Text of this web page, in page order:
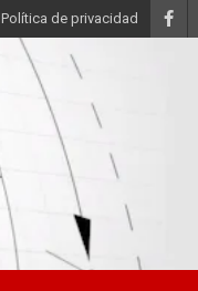
Política de privacidad